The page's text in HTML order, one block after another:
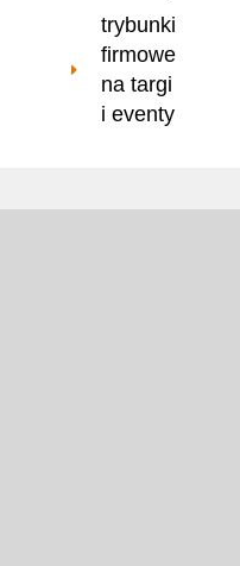
trybunki
firmowe
na targi
i eventy